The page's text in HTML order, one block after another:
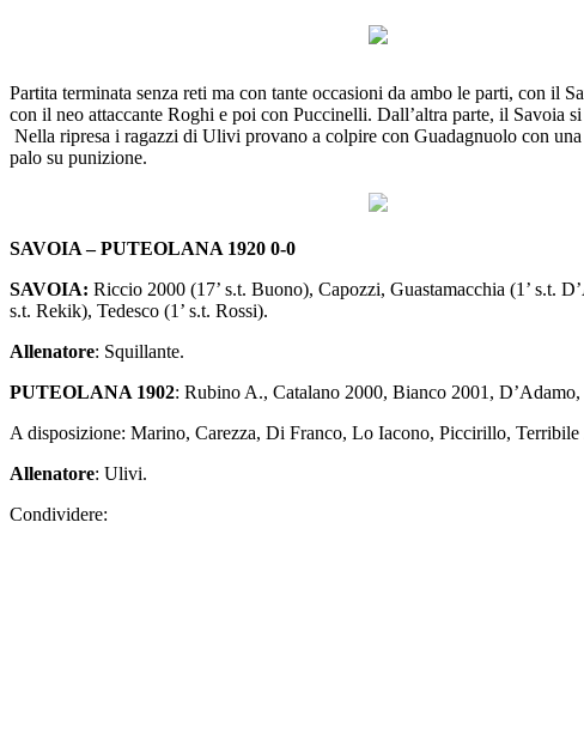
Partita terminata senza reti ma con tante occasioni da ambo le parti, con il
con il neo attaccante Roghi e poi con Puccinelli. Dall’altra parte, il Savoia
Nella ripresa i ragazzi di Ulivi provano a colpire con Guadagnuolo con
palo su punizione.
SAVOIA – PUTEOLANA 1920 0-0
SAVOIA: Riccio 2000 (17’ s.t. Buono), Capozzi, Guastamacchia (1’ s.t.
s.t. Rekik), Tedesco (1’ s.t. Rossi).
Allenatore: Squillante.
PUTEOLANA 1902: Rubino A., Catalano 2000, Bianco 2001,
A disposizione: Marino, Carezza, Di Franco, Lo Iacono, Piccirillo,
Allenatore: Ulivi.
Condividere: